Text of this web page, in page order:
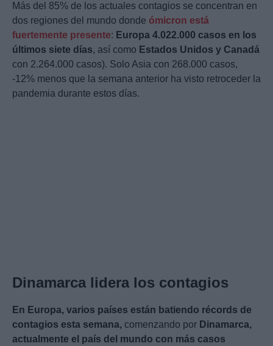
Más del 85% de los actuales contagios se concentran en
dos regiones del mundo donde ómicron está
fuertemente presente: Europa 4.022.000 casos en los
últimos siete días, así como Estados Unidos y Canadá
con 2.264.000 casos). Solo Asia con 268.000 casos,
-12% menos que la semana anterior ha visto retroceder la
pandemia durante estos días.
Dinamarca lidera los contagios
En Europa, varios países están batiendo récords de
contagios esta semana, comenzando por Dinamarca,
actualmente el país del mundo con más casos